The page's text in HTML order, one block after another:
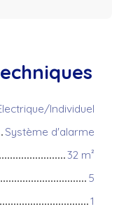
Individuel
Système d'alarme
32 m²
5
1